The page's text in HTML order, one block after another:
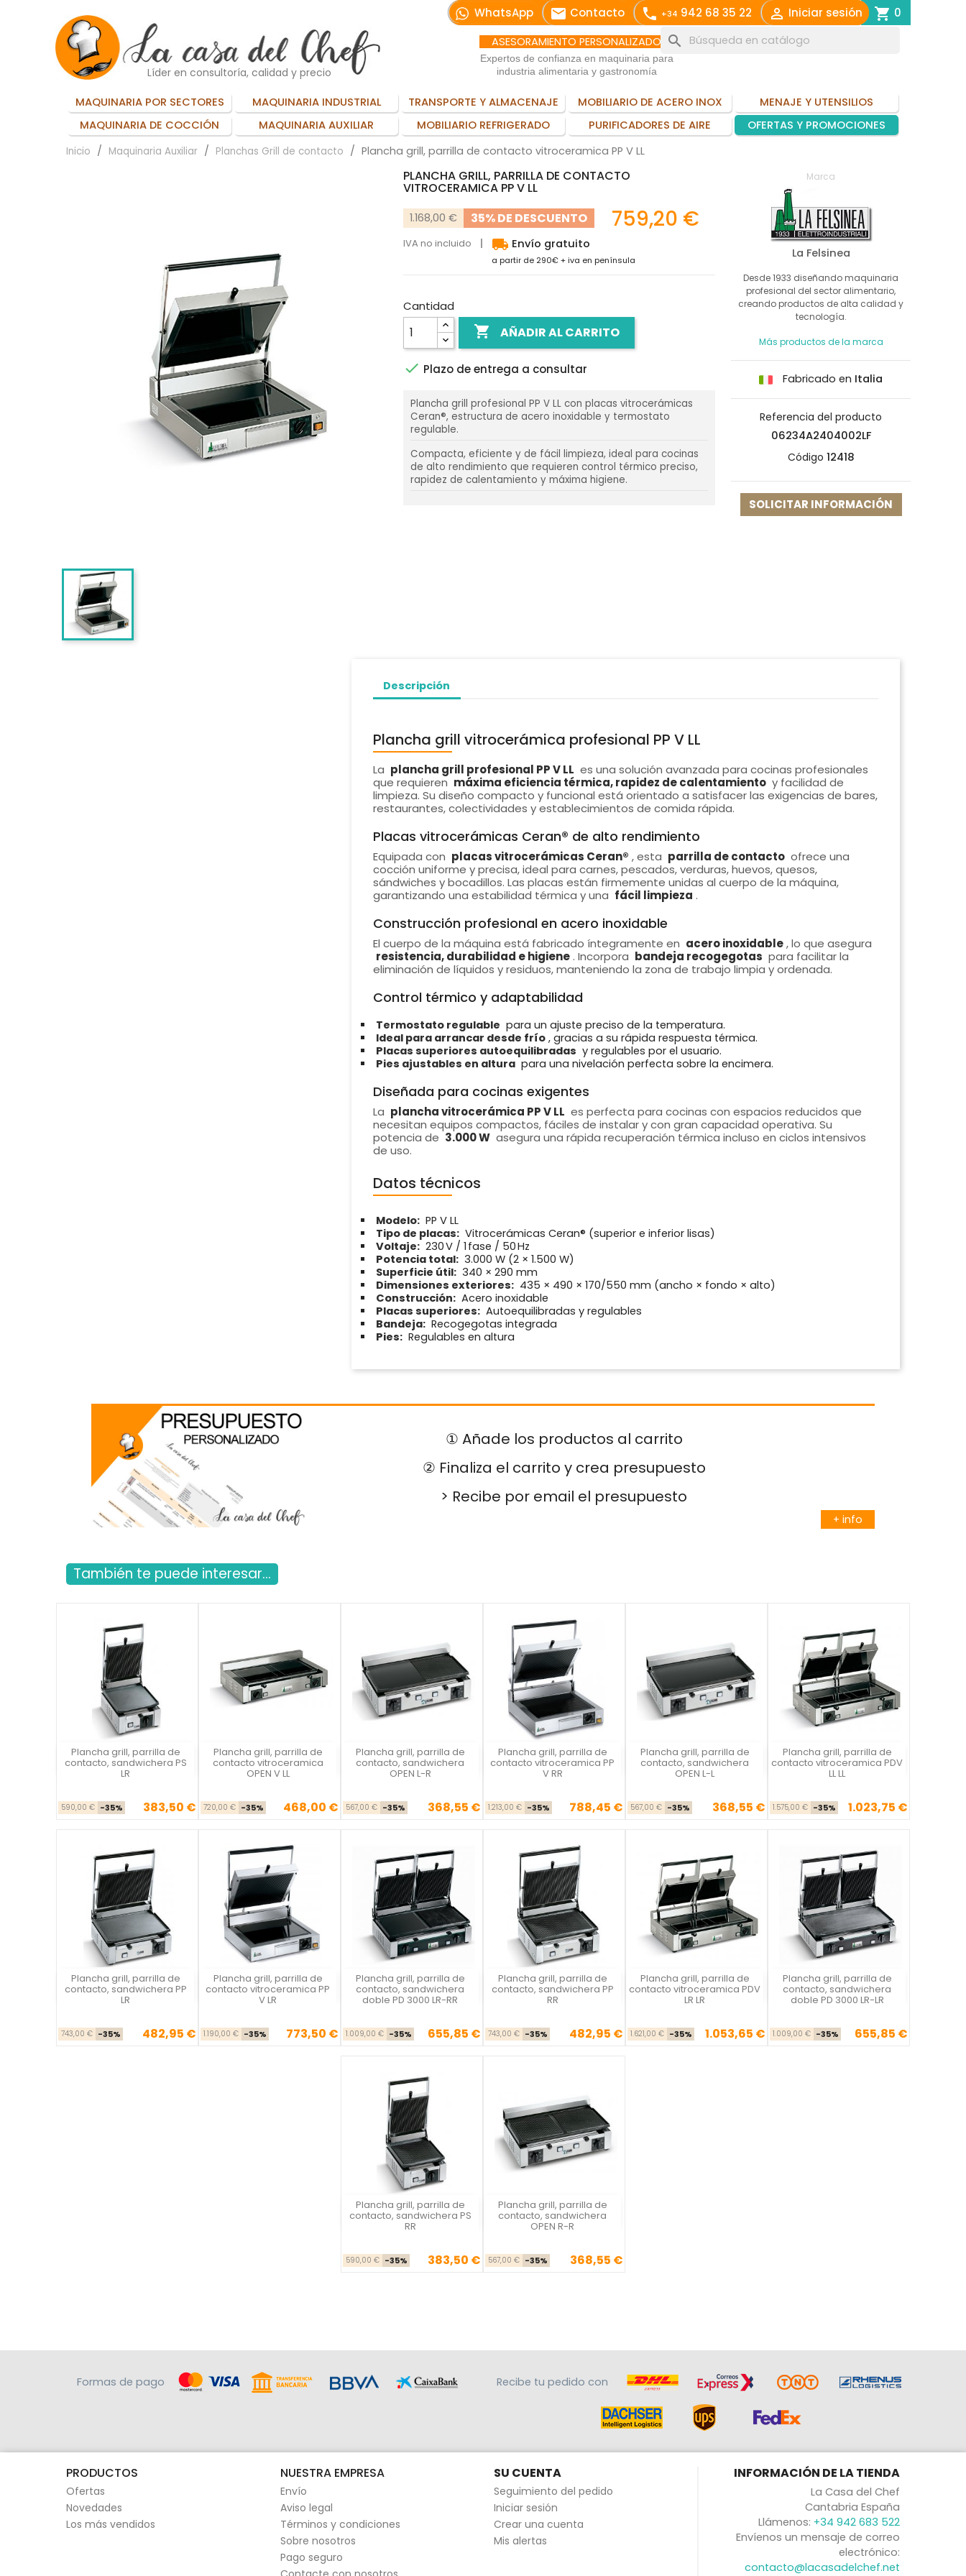
WhatsApp email Contacto call +34 942 68 35 22  Iniciar sesión shopping_cart 0
Líder en consultoría, calidad y precio
ASESORAMIENTO PERSONALIZADO
Expertos de confianza en maquinaria para
industria alimentaria y gastronomía
search
MAQUINARIA POR SECTORES MAQUINARIA INDUSTRIAL TRANSPORTE Y ALMACENAJE MOBILIARIO DE ACERO INOX
MENAJE Y UTENSILIOS
MAQUINARIA DE COCCIÓN
MAQUINARIA AUXILIAR MOBILIARIO REFRIGERADO PURIFICADORES DE AIRE OFERTAS Y PROMOCIONES
Inicio Maquinaria Auxiliar Planchas Grill de contacto Plancha grill, parrilla de contacto vitroceramica PP V LL
PLANCHA GRILL, PARRILLA DE CONTACTO
VITROCERAMICA PP V LL
1.168,00 € 35% DE DESCUENTO 759,20 €
IVA no incluido local_shipping Envío gratuito
a partir de 290€ + iva en península
Cantidad
 AÑADIR AL CARRITO
 Plazo de entrega a consultar
Plancha grill profesional PP V LL con placas vitrocerámicas
Ceran®, estructura de acero inoxidable y termostato
regulable.
Compacta, eficiente y de fácil limpieza, ideal para cocinas
de alto rendimiento que requieren control térmico preciso,
rapidez de calentamiento y máxima higiene.
Marca
La Felsinea
Desde 1933 diseñando maquinaria
profesional del sector alimentario,
creando productos de alta calidad y
tecnología.
Más productos de la marca
Fabricado en Italia
Referencia del producto
06234A2404002LF
Código 12418
SOLICITAR INFORMACIÓN
Descripción
Plancha grill vitrocerámica profesional PP V LL
La plancha grill profesional PP V LL es una solución avanzada para cocinas profesionales
que requieren máxima eficiencia térmica, rapidez de calentamiento y facilidad de
limpieza. Su diseño compacto y funcional está orientado a satisfacer las exigencias de bares,
restaurantes, colectividades y establecimientos de comida rápida.
Placas vitrocerámicas Ceran® de alto rendimiento
Equipada con placas vitrocerámicas Ceran® , esta parrilla de contacto ofrece una
cocción uniforme y precisa, ideal para carnes, pescados, verduras, huevos, quesos,
sándwiches y bocadillos. Las placas están firmemente unidas al cuerpo de la máquina,
garantizando una estabilidad térmica y una fácil limpieza .
Construcción profesional en acero inoxidable
El cuerpo de la máquina está fabricado íntegramente en acero inoxidable , lo que asegura
resistencia, durabilidad e higiene . Incorpora bandeja recogegotas para facilitar la
eliminación de líquidos y residuos, manteniendo la zona de trabajo limpia y ordenada.
Control térmico y adaptabilidad
Termostato regulable para un ajuste preciso de la temperatura.
Ideal para arrancar desde frío , gracias a su rápida respuesta térmica.
Placas superiores autoequilibradas y regulables por el usuario.
Pies ajustables en altura para una nivelación perfecta sobre la encimera.
Diseñada para cocinas exigentes
La plancha vitrocerámica PP V LL es perfecta para cocinas con espacios reducidos que
necesitan equipos compactos, fáciles de instalar y con gran capacidad operativa. Su
potencia de 3.000 W asegura una rápida recuperación térmica incluso en ciclos intensivos
de uso.
Datos técnicos
Modelo: PP V LL
Tipo de placas: Vitrocerámicas Ceran® (superior e inferior lisas)
Voltaje: 230 V / 1 fase / 50 Hz
Potencia total: 3.000 W (2 × 1.500 W)
Superficie útil: 340 × 290 mm
Dimensiones exteriores: 435 × 490 × 170/550 mm (ancho × fondo × alto)
Construcción: Acero inoxidable
Placas superiores: Autoequilibradas y regulables
Bandeja: Recogegotas integrada
Pies: Regulables en altura
① Añade los productos al carrito
② Finaliza el carrito y crea presupuesto
> Recibe por email el presupuesto
+ info
También te puede interesar...
Plancha grill, parrilla de
contacto, sandwichera PS
LR
Precio base
590,00 € -35% Precio
383,50 €

Vista rápida Plancha grill, parrilla de
contacto vitroceramica
OPEN V LL
Precio base
720,00 € -35% Precio
468,00 €

Vista rápida Plancha grill, parrilla de
contacto, sandwichera
OPEN L-R
Precio base
567,00 € -35% Precio
368,55 €

Vista rápida Plancha grill, parrilla de
contacto vitroceramica PP
V RR
Precio base
1.213,00 € -35% Precio
788,45 €

Vista rápida Plancha grill, parrilla de
contacto, sandwichera
OPEN L-L
Precio base
567,00 € -35% Precio
368,55 €

Vista rápida Plancha grill, parrilla de
contacto vitroceramica PDV
LL LL
Precio base
1.575,00 € -35% Precio
1.023,75 €

Vista rápida
Plancha grill, parrilla de
contacto, sandwichera PP
LR
Precio base
743,00 € -35% Precio
482,95 €

Vista rápida Plancha grill, parrilla de
contacto vitroceramica PP
V LR
Precio base
1.190,00 € -35% Precio
773,50 €

Vista rápida Plancha grill, parrilla de
contacto, sandwichera
doble PD 3000 LR-RR
Precio base
1.009,00 € -35% Precio
655,85 €

Vista rápida Plancha grill, parrilla de
contacto, sandwichera PP
RR
Precio base
743,00 € -35% Precio
482,95 €

Vista rápida Plancha grill, parrilla de
contacto vitroceramica PDV
LR LR
Precio base
1.621,00 € -35% Precio
1.053,65 €

Vista rápida Plancha grill, parrilla de
contacto, sandwichera
doble PD 3000 LR-LR
Precio base
1.009,00 € -35% Precio
655,85 €

Vista rápida
Plancha grill, parrilla de
contacto, sandwichera PS
RR
Precio base
590,00 € -35% Precio
383,50 €

Vista rápida Plancha grill, parrilla de
contacto, sandwichera
OPEN R-R
Precio base
567,00 € -35% Precio
368,55 €

Vista rápida
Formas de pago Recibe tu pedido con
PRODUCTOS
Ofertas
Novedades
Los más vendidos
NUESTRA EMPRESA
Envío
Aviso legal
Términos y condiciones
Sobre nosotros
Pago seguro
SU CUENTA
Seguimiento del pedido
Iniciar sesión
Crear una cuenta
Mis alertas
INFORMACIÓN DE LA TIENDA
La Casa del Chef
Cantabria España
Llámenos: +34 942 683 522
Envíenos un mensaje de correo
electrónico:
contacto@lacasadelchef.net